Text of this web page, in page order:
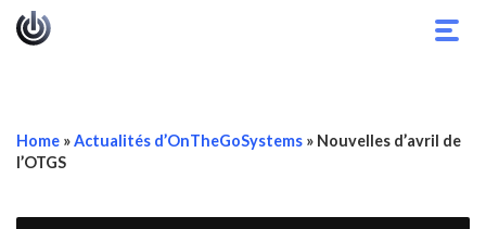
Home »Actualités d’OnTheGoSystems » Nouvelles d’avril de
l’OTGS